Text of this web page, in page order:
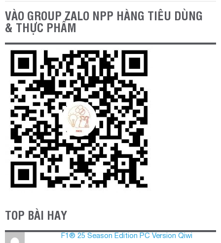
VÀO GROUP ZALO NPP HÀNG TIÊU DÙNG
& THỰC PHẨM
TOP BÀI HAY
F1® 25 Season Edition PC Version Qiwi